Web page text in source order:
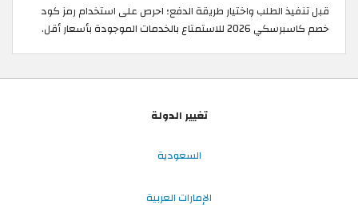
قبل تنفيذ الطلب واختيار طريقة الدفع؛ احرص على استخدام رمز كود
خصم كاسبرسكي 2026 للاستمتاع بالخدمات الموجودة بأسعار أقل.
تغيير الدولة
السعودية
الإمارات العربية